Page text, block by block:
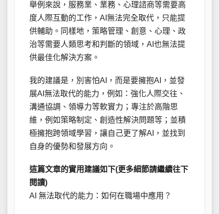
舉例來說，服務業、業務、心理諮商等需要高
度人際互動的工作，AI無法完全取代，只能提
供輔助。同樣地，策略管理、創意、心理、政
治等需要人類思考和判斷的領域，AI也無法提
供最佳化解決方案。
我的建議是，別害怕AI，而是要擁抱AI，並發
展AI無法取代的能力，例如：強化人際交往、
溝通協調、領導力等軟實力；專注於高階思
維，例如策略制定、創造性解決問題等；並積
極擁抱跨領域學習，讓自己更了解AI，並找到
自身的優勢和發展方向。
這篇文章的實用建議如下(更多細節請繼續往下
閱讀)
AI 無法取代的能力：如何在職場中應用？